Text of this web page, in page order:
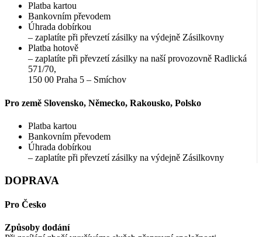
Platba kartou
Bankovním převodem
Úhrada dobírkou
– zaplatíte při převzetí zásilky na výdejně Zásilkovny
Platba hotově
– zaplatíte při převzetí zásilky na naší provozovně Radlická
571/70,
150 00 Praha 5 – Smíchov
Pro země Slovensko, Německo, Rakousko, Polsko
Platba kartou
Bankovním převodem
Úhrada dobírkou
– zaplatíte při převzetí zásilky na výdejně Zásilkovny
DOPRAVA
Pro Česko
Způsoby dodání